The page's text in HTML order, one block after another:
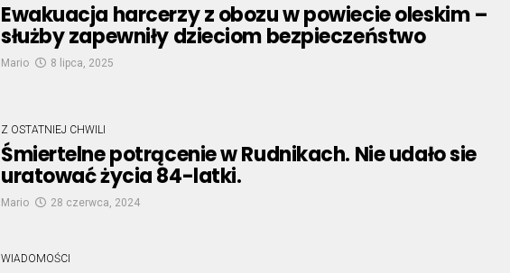
Ewakuacja harcerzy z obozu w powiecie oleskim –
służby zapewniły dzieciom bezpieczeństwo
Mario 8 lipca, 2025
Z OSTATNIEJ CHWILI
Śmiertelne potrącenie w Rudnikach. Nie udało sie
uratować życia 84-latki.
Mario 28 czerwca, 2024
WIADOMOŚCI